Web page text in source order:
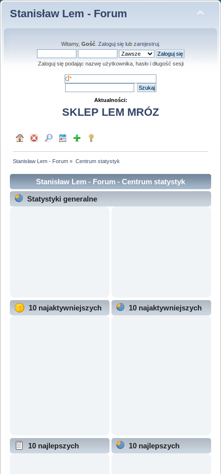
Stanisław Lem - Forum
Witamy, Gość. Zaloguj sięlub zarejestruj.
Zaloguj się podając nazwę użytkownika, hasło i długość sesji
Aktualności:
SKLEP LEM MRÓZ
Stanisław Lem - Forum » Centrum statystyk
Stanisław Lem - Forum - Centrum statystyk
Statystyki generalne
10 najaktywniejszych
10 najaktywniejszych
10 najlepszych
10 najlepszych